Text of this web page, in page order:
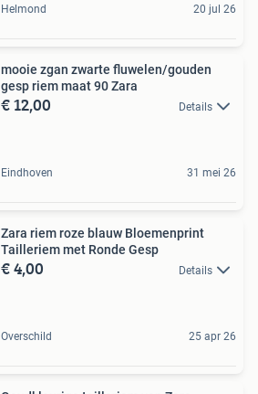
Helmond 20 jul 26
mooie zgan zwarte fluwelen/gouden
gesp riem maat 90 Zara
€ 12,00 Details
Eindhoven 31 mei 26
Zara riem roze blauw Bloemenprint
Tailleriem met Ronde Gesp
€ 4,00 Details
Overschild 25 apr 26